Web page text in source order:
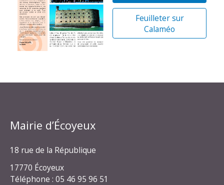
Feuilleter sur
Calaméo
Mairie d’Écoyeux
18 rue de la République
17770 Écoyeux
Téléphone : 05 46 95 96 51